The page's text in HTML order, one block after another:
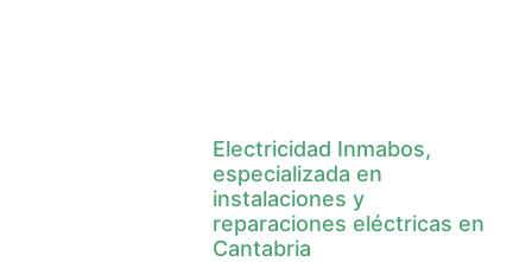
Electricidad Inmabos,
especializada en
instalaciones y
reparaciones eléctricas en
Cantabria